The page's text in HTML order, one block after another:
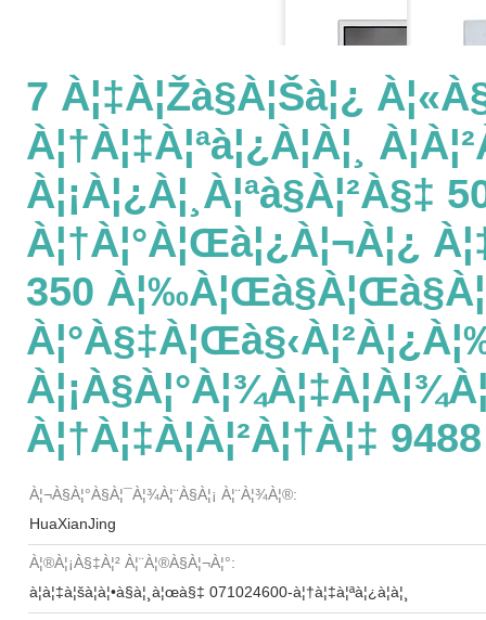
7 À¦‡à¦žà§à¦šà¦¿
À¦†à¦‡à¦ªà¦¿à¦à¦¸
À¦¡à¦¿à¦¸à¦ªà§à¦²à§‡
À¦†à¦°à¦œà¦¿à¦¬à¦¿
350
À¦†à¦‡à¦à¦²à¦†à¦‡ 9488
À¦¬à§à¦°à§à¦¯à¦¾à¦¨à§à¦¡ À¦¨à¦¾à¦®:
HuaXianJing
À¦®à¦¡à§‡à¦² À¦¨à¦®à§à¦¬à¦°:
à¦à¦‡à¦šà¦à¦•à§à¦¸à¦œà§‡ 071024600-à¦†à¦‡à¦ªà¦¿à¦à¦¸